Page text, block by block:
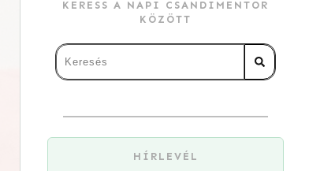
KERESS A NAPI CSANDIMENTOR
KÖZÖTT
HÍRLEVÉL